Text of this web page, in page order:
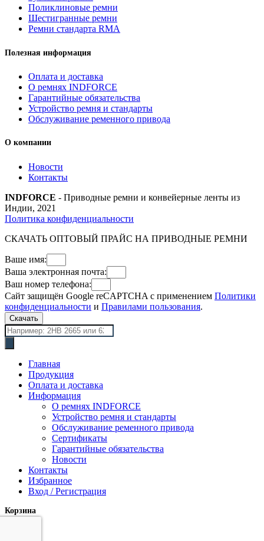
Поликлиновые ремни
Шестигранные ремни
Ремни стандарта RMA
Полезная информация
Оплата и доставка
О ремнях INDFORCE
Гарантийные обязательства
Устройство ремня и стандарты
Обслуживание ременного привода
О компании
Новости
Контакты
INDFORCE - Приводные ремни и конвейерные ленты из
Индии, 2021
Политика конфиденциальности
СКАЧАТЬ ОПТОВЫЙ ПРАЙС НА ПРИВОДНЫЕ РЕМНИ
Ваше имя:
Ваша электронная почта:
Ваш номер телефона:
Сайт защищён Google reCAPTCHA с применением Политики
конфиденциальности и Правилами пользования.
Скачать
Поиск
товаров
Главная
Продукция
Оплата и доставка
Информация
О ремнях INDFORCE
Устройство ремня и стандарты
Обслуживание ременного привода
Сертификаты
Гарантийные обязательства
Новости
Контакты
Избранное
Вход / Регистрация
Корзина